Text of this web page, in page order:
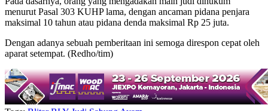
menurut Pasal 303 KUHP lama, dengan ancaman pidana penjara
maksimal 10 tahun atau pidana denda maksimal Rp 25 juta.
Dengan adanya sebuah pemberitaan ini semoga direspon cepat oleh
aparat setempat. (Redho/tim)